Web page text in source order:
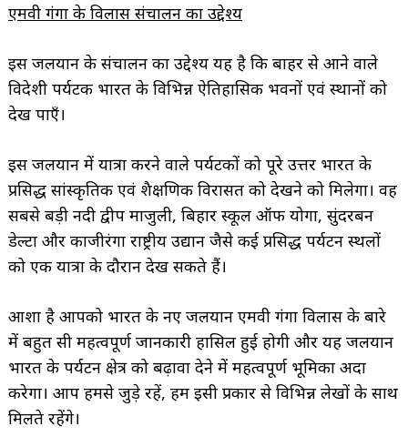
एमवी गंगा के विलास संचालन का उद्देश्य
इस जलयान के संचालन का उद्देश्य यह है कि बाहर से आने वाले
विदेशी पर्यटक भारत के विभिन्न ऐतिहासिक भवनों एवं स्थानों को
देख पाएँ।
इस जलयान में यात्रा करने वाले पर्यटकों को पूरे उत्तर भारत के
प्रसिद्ध सांस्कृतिक एवं शैक्षणिक विरासत को देखने को मिलेगा। वह
सबसे बड़ी नदी द्वीप माजुली, बिहार स्कूल ऑफ योगा, सुंदरबन
डेल्टा और काजीरंगा राष्ट्रीय उद्यान जैसे कई प्रसिद्ध पर्यटन स्थलों
को एक यात्रा के दौरान देख सकते हैं।
आशा है आपको भारत के नए जलयान एमवी गंगा विलास के बारे
में बहुत सी महत्वपूर्ण जानकारी हासिल हुई होगी और यह जलयान
भारत के पर्यटन क्षेत्र को बढ़ावा देने में महत्वपूर्ण भूमिका अदा
करेगा। आप हमसे जुड़े रहें, हम इसी प्रकार से विभिन्न लेखों के साथ
मिलते रहेंगे।